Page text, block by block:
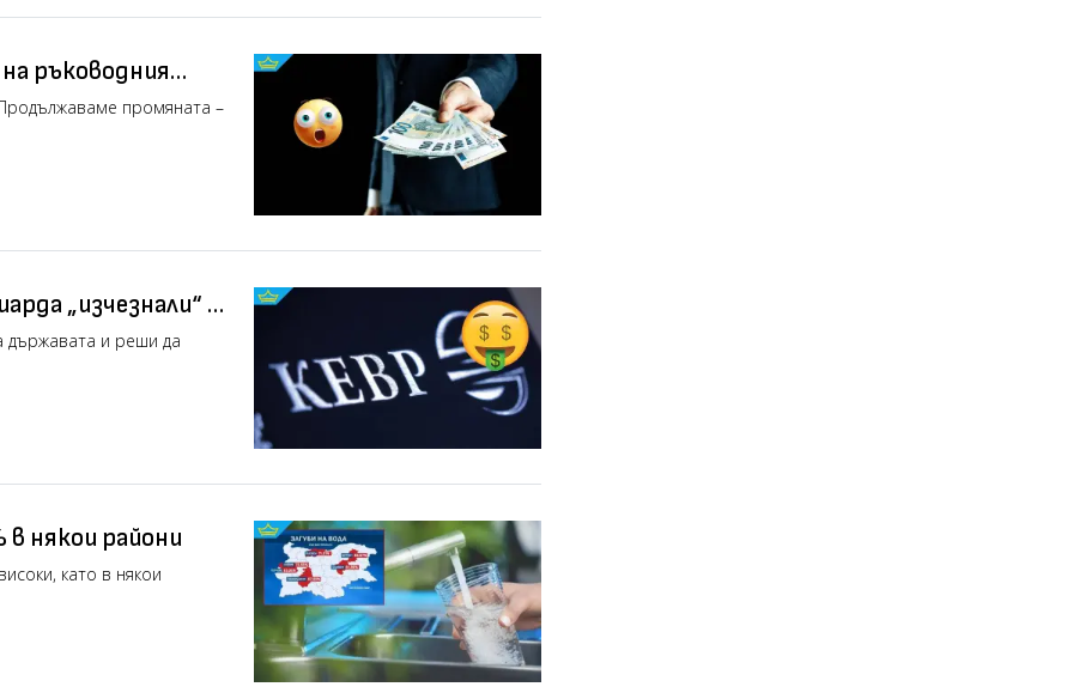
ръководния
през 2024 г.промяната –
„изчезнали“ -
средствата?
държавата и реши да
някои райони
като в някои